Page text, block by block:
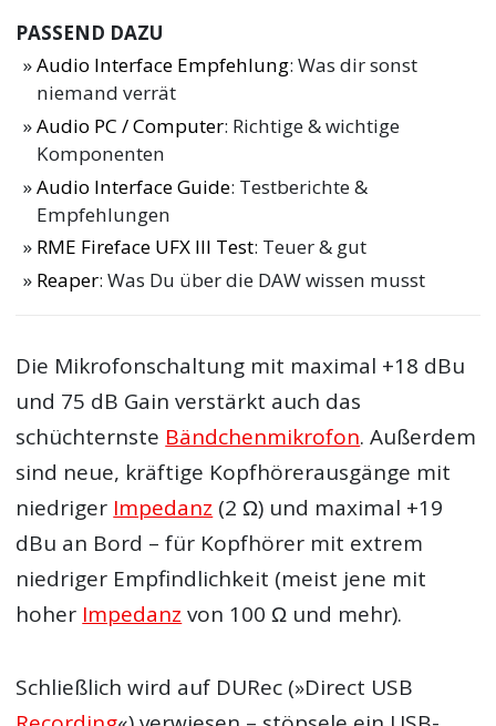
PASSEND DAZU
Audio Interface Empfehlung: Was dir sonst
niemand verrät
Audio PC / Computer: Richtige & wichtige
Komponenten
Audio Interface Guide: Testberichte &
Empfehlungen
RME Fireface UFX III Test: Teuer & gut
Reaper: Was Du über die DAW wissen musst
Die Mikrofonschaltung mit maximal +18 dBu
und 75 dB Gain verstärkt auch das
schüchternste Bändchenmikrofon. Außerdem
sind neue, kräftige Kopfhörerausgänge mit
niedriger Impedanz (2 Ω) und maximal +19
dBu an Bord – für Kopfhörer mit extrem
niedriger Empfindlichkeit (meist jene mit
hoher Impedanz von 100 Ω und mehr).
Schließlich wird auf DURec (»Direct USB